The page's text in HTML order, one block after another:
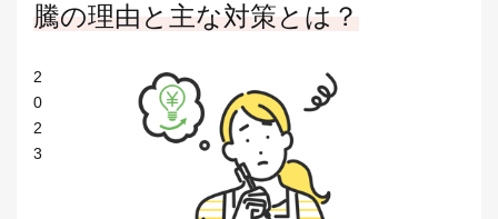
騰の理由と主な対策とは？
2
0
2
3